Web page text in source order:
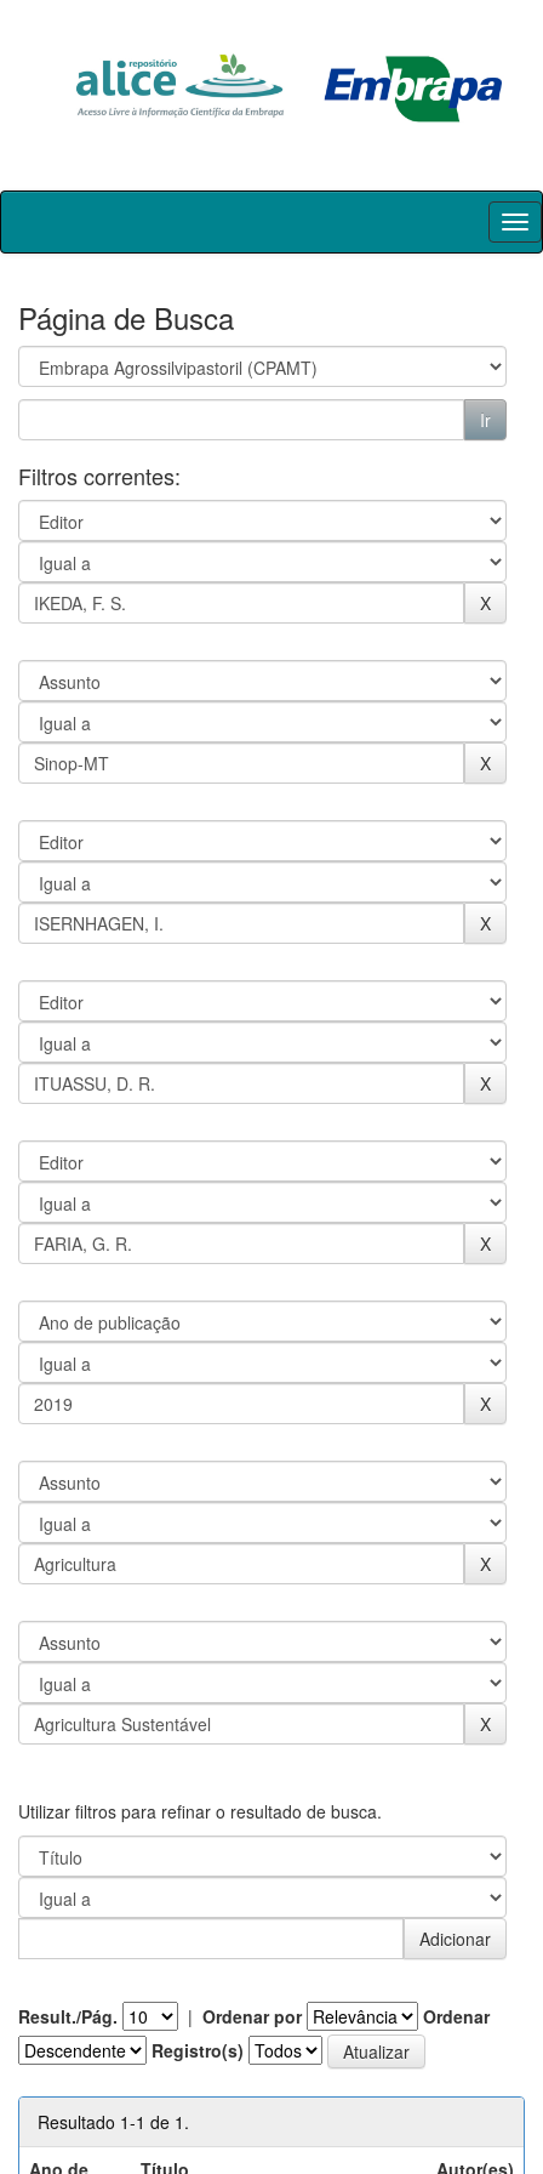
Skip
Página de Busca
Filtros correntes:
Utilizar filtros para refinar o resultado de busca.
Result./Pág. | Ordenar por
Ordenar
Registro(s)
Resultado 1-1 de 1.
Ano de
Título Autor(es)